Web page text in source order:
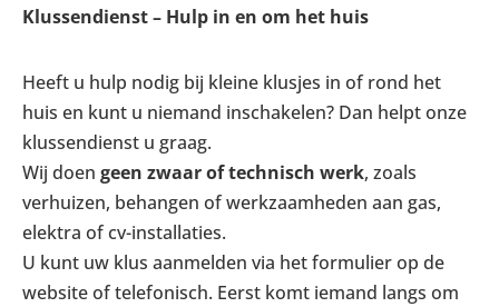
Klussendienst – Hulp in en om het huis
Heeft u hulp nodig bij kleine klusjes in of rond het
huis en kunt u niemand inschakelen? Dan helpt onze
klussendienst u graag.
Wij doen geen zwaar of technisch werk, zoals
verhuizen, behangen of werkzaamheden aan gas,
elektra of cv-installaties.
U kunt uw klus aanmelden via het formulier op de
website of telefonisch. Eerst komt iemand langs om